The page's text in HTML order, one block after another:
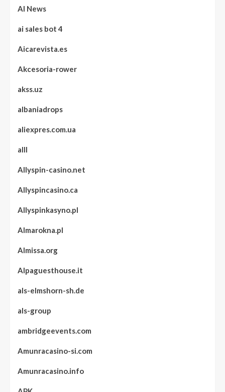
AI News
ai sales bot 4
Aicarevista.es
Akcesoria-rower
akss.uz
albaniadrops
aliexpres.com.ua
alll
Allyspin-casino.net
Allyspincasino.ca
Allyspinkasyno.pl
Almarokna.pl
Almissa.org
Alpaguesthouse.it
als-elmshorn-sh.de
als-group
ambridgeevents.com
Amunracasino-si.com
Amunracasino.info